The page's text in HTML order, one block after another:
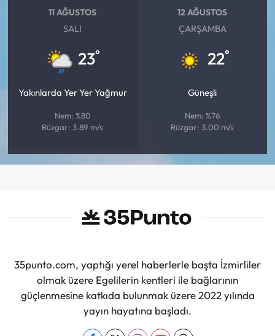
11 AĞUSTOS
SALI
23°
Yakınlarda Yer Yer Yağmur
Nem: %80
Rüzgar: 3.89 m/s
12 AĞUSTOS
ÇARŞAMBA
22°
Güneşli
Nem: %76
Rüzgar: 3.00 m/s
35punto.com, yaptığı yerel haberlerle başta İzmirliler
olmak üzere Egelilerin kentleri ile bağlarının
güçlenmesine katkıda bulunmak üzere 2022 yılında
yayın hayatına başladı.